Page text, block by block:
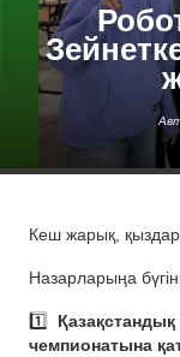
Кеш жарық, қыздар
Назарларыңа
1️⃣
чемпионатына